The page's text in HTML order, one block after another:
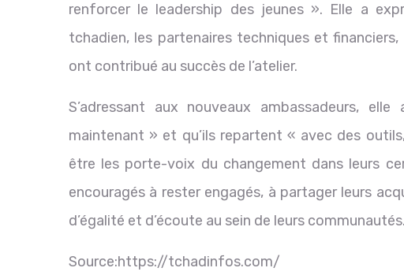
renforcer le leadership des jeunes ». Elle a
tchadien, les partenaires techniques et
ont contribué au succès de l’atelier.
S’adressant aux nouveaux ambassadeurs,
maintenant » et qu’ils repartent « avec des
être les porte-voix du changement dans leurs
encouragés à rester engagés, à partager leurs
d’égalité et d’écoute au sein de leurs communautés.
Source:https://tchadinfos.com/